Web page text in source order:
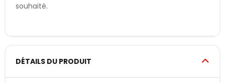
souhaité.
DÉTAILS DU PRODUIT